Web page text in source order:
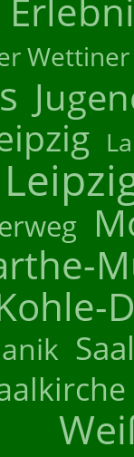
Wettiner